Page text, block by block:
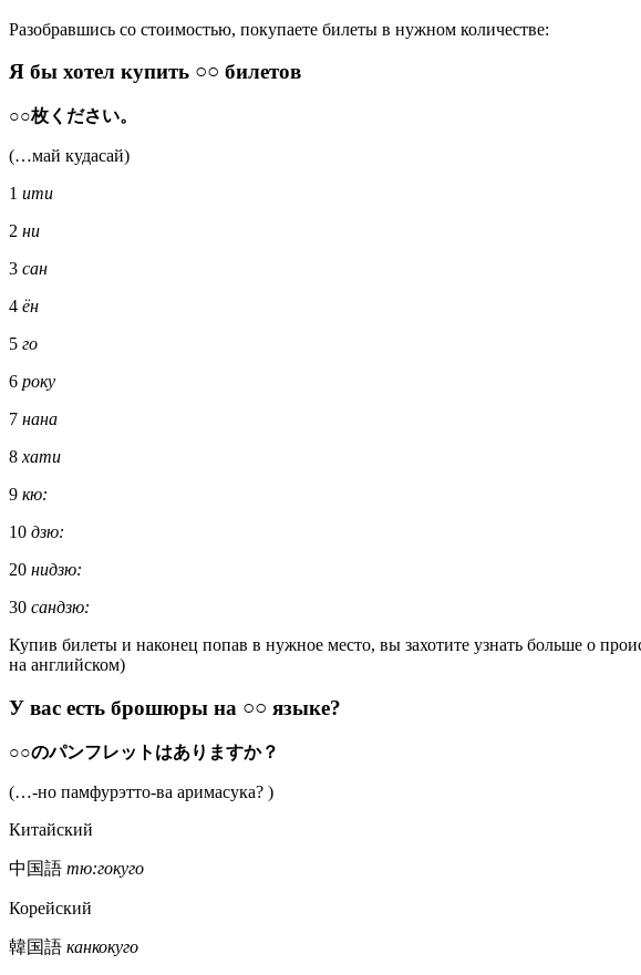
Разобравшись со стоимостью, покупаете билеты в нужном количестве:
Я бы хотел купить ○○ билетов
○○枚ください。
(…май кудасай)
1 ити
2 ни
3 сан
4 ён
5 го
6 року
7 нана
8 хати
9 кю:
10 дзю:
20 нидзю:
30 сандзю:
Купив билеты и наконец попав в нужное место, вы захотите узнать больше о
на английском)
У вас есть брошюры на ○○ языке?
○○のパンフレットはありますか？
(…-но памфурэтто-ва аримасука? )
Китайский
中国語 тю:гокуго
Корейский
韓国語 канкокуго